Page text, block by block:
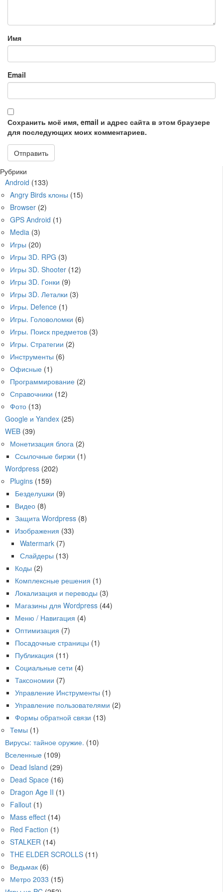
Имя
Email
Сохранить моё имя, email и адрес сайта в этом браузере
для последующих моих комментариев.
Рубрики
Android (133)
Angry Birds клоны (15)
Browser (2)
GPS Android (1)
Media (3)
Игры (20)
Игры 3D. RPG (3)
Игры 3D. Shooter (12)
Игры 3D. Гонки (9)
Игры 3D. Леталки (3)
Игры. Defence (1)
Игры. Головоломки (6)
Игры. Поиск предметов (3)
Игры. Стратегии (2)
Инструменты (6)
Офисные (1)
Программирование (2)
Справочники (12)
Фото (13)
Google и Yandex (25)
WEB (39)
Монетизация блога (2)
Ссылочные биржи (1)
Wordpress (202)
Plugins (159)
Безделушки (9)
Видео (8)
Защита Wordpress (8)
Изображения (33)
Watermark (7)
Слайдеры (13)
Коды (2)
Комплексные решения (1)
Локализация и переводы (3)
Магазины для Wordpress (44)
Меню / Навигация (4)
Оптимизация (7)
Посадочные страницы (1)
Публикация (11)
Социальные сети (4)
Таксономии (7)
Управление Инструменты (1)
Управление пользователями (2)
Формы обратной связи (13)
Темы (1)
Вирусы: тайное оружие. (10)
Вселенные (109)
Dead Island (29)
Dead Space (16)
Dragon Age II (1)
Fallout (1)
Mass effect (14)
Red Faction (1)
STALKER (14)
THE ELDER SCROLLS (11)
Ведьмак (6)
Метро 2033 (15)